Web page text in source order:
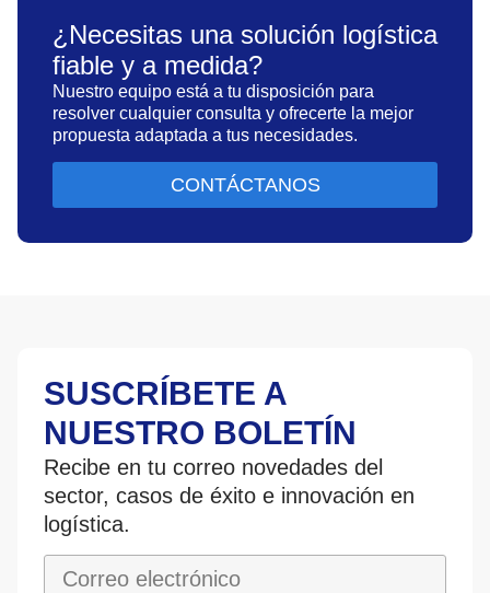
¿Necesitas una solución logística
fiable y a medida?
Nuestro equipo está a tu disposición para
resolver cualquier consulta y ofrecerte la mejor
propuesta adaptada a tus necesidades.
CONTÁCTANOS
SUSCRÍBETE A
NUESTRO BOLETÍN
Recibe en tu correo novedades del
sector, casos de éxito e innovación en
logística.